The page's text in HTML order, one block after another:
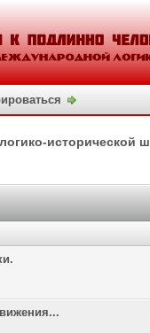
исторической